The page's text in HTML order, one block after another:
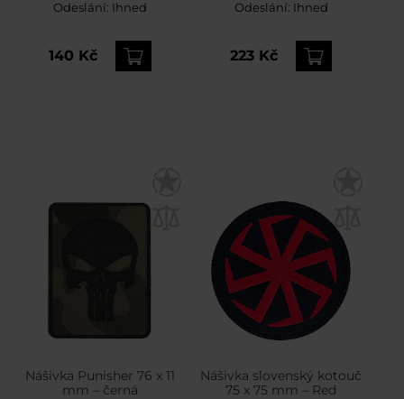
Odeslání: Ihned
140 Kč
Odeslání: Ihned
223 Kč
Nášivka Punisher 76 x 11
mm – černá
Nášivka slovenský kotouč
75 x 75 mm – Red